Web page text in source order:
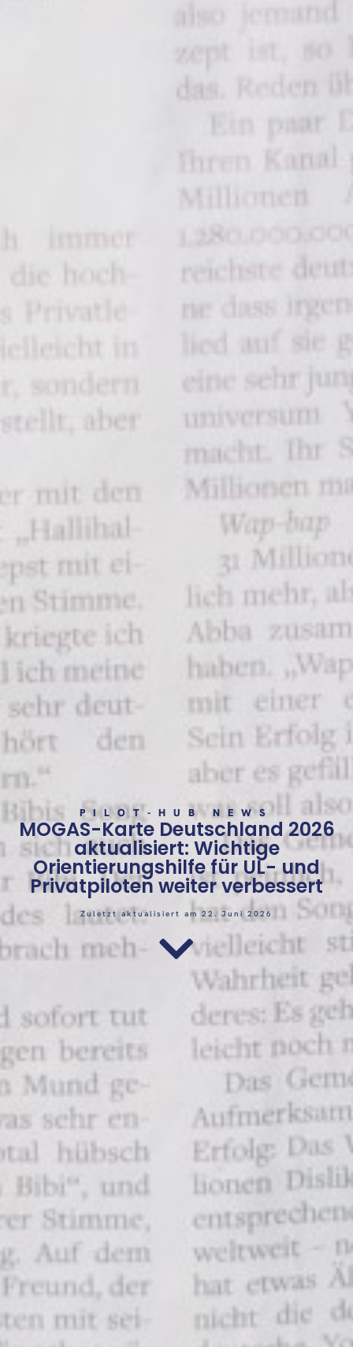
PILOT-HUB NEWS
MOGAS-Karte Deutschland 2026
aktualisiert: Wichtige
Orientierungshilfe für UL- und
Privatpiloten weiter verbessert
Zuletzt aktualisiert am 22. Juni 2026